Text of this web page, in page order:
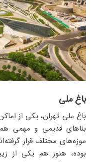
باغ ملی
باغ ملی تهران، یکی از
بناهای قدیمی و مهمی
موزه‌های مختلف قرار
بوده، هنوز هم یکی از